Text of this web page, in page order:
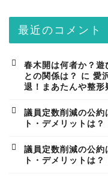
最近のコメント
春木開は何者か？
との関係は？ に 愛
退！まあたんや整形
議員定数削減の公
ト・デメリットは？
議員定数削減の公
ト・デメリットは？